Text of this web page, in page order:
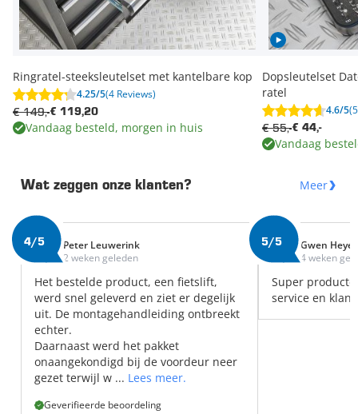
Ringratel-steeksleutelset met kantelbare kop
4.25/5(4 Reviews)
€ 119,20
€ 149,-
Vandaag besteld, morgen in huis
Dopsleutelset
ratel
4.6/5
€ 44,-
€ 55,-
Vandaag
Wat zeggen onze klanten? Meer
4/5
Peter Leuwerink
2 weken geleden
Het bestelde product, een fietslift,
werd snel geleverd en ziet er degelijk
uit. De montagehandleiding ontbreekt
echter.
Daarnaast werd het pakket
onaangekondigd bij de voordeur neer
gezet terwijl w ... Lees meer.
Geverifieerde beoordeling
5/5
Gwen Heye
4 weken
Super
service en